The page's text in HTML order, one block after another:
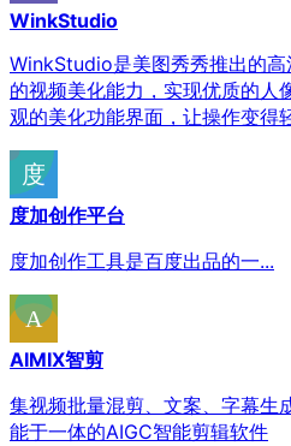
WinkStudio
WinkStudio是美图秀秀推出的
的视频美化能力，实现优质的人
观的美化功能界面，让操作变得
度加创作平台
度加创作工具是百度出品的一...
AIMIX智剪
集视频批量混剪、文案、字幕生
能于一体的AIGC智能剪辑软件